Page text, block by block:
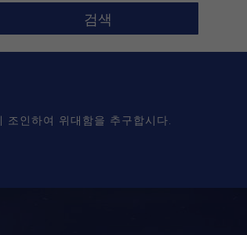
인하여 위대함을 추구합시다.